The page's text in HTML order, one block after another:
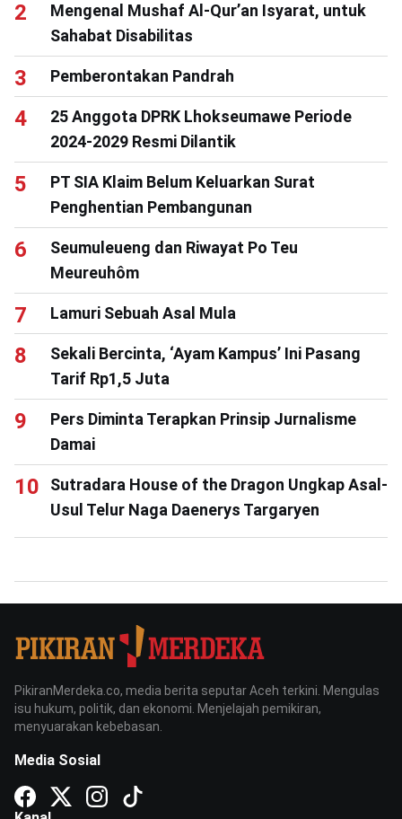
Mengenal Mushaf Al-Qur’an Isyarat, untuk
Sahabat Disabilitas
Pemberontakan Pandrah
25 Anggota DPRK Lhokseumawe Periode
2024-2029 Resmi Dilantik
PT SIA Klaim Belum Keluarkan Surat
Penghentian Pembangunan
Seumuleueng dan Riwayat Po Teu
Meureuhôm
Lamuri Sebuah Asal Mula
Sekali Bercinta, ‘Ayam Kampus’ Ini Pasang
Tarif Rp1,5 Juta
Pers Diminta Terapkan Prinsip Jurnalisme
Damai
Sutradara House of the Dragon Ungkap Asal-
Usul Telur Naga Daenerys Targaryen
PikiranMerdeka.co, media berita seputar Aceh terkini. Mengulas
isu hukum, politik, dan ekonomi. Menjelajah pemikiran,
menyuarakan kebebasan.
Media Sosial